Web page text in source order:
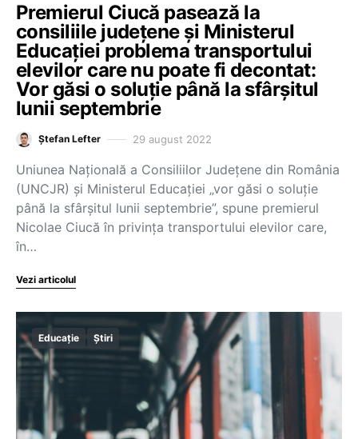
Premierul Ciucă pasează la
consiliile județene și Ministerul
Educației problema transportului
elevilor care nu poate fi decontat:
Vor găsi o soluție până la sfârșitul
lunii septembrie
Ștefan Lefter 29 august 2022
Uniunea Națională a Consiliilor Județene din România
(UNCJR) și Ministerul Educației „vor găsi o soluție
până la sfârșitul lunii septembrie”, spune premierul
Nicolae Ciucă în privința transportului elevilor care,
în…
Vezi articolul
Educație Știri